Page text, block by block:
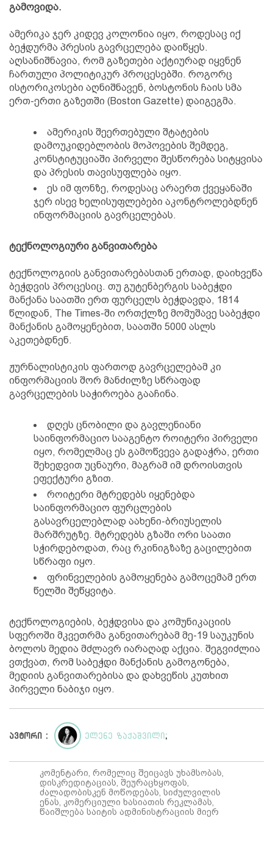
გამოვიდა.
ამერიკა ჯერ კიდევ კოლონია იყო, როდესაც იქ
ბეჭდურმა პრესის გავრცელება დაიწყეს.
აღსანიშნავია, რომ გაზეთები აქტიურად იყვნენ
ჩართული პოლიტიკურ პროცესებში. როგორც
ისტორიკოსები აღნიშნავენ, ბოსტონის ჩაის სმა
ერთ-ერთი გაზეთში (Boston Gazette) დაიგეგმა.
ამერიკის შეერთებული შტატების
დამოუკიდებლობის მოპოვების შემდეგ,
კონსტიტუციაში პირველი შესწორება სიტყვისა
და პრესის თავისუფლება იყო.
ეს იმ ფონზე, როდესაც არაერთ ქვეყანაში
ჯერ ისევ ხელისუფლებები აკონტროლებდნენ
ინფორმაციის გავრცელებას.
ტექნოლოგიური განვითარება
ტექნოლოგიის განვითარებასთან ერთად, დაიხვეწა
ბეჭდვის პროცესიც. თუ გუტენბერგის საბეჭდი
მანქანა საათში ერთ ფურცელს ბეჭდავდა, 1814
წლიდან, The Times-ში ორთქლზე მომუშავე საბეჭდი
მანქანის გამოყენებით, საათში 5000 ასლს
აკეთებდნენ.
ჟურნალისტიკის ფართოდ გავრცელებამ კი
ინფორმაციის შორ მანძილზე სწრაფად
გავრცელების საჭიროება გააჩინა.
დღეს ცნობილი და გავლენიანი
საინფორმაციო სააგენტო როიტერი პირველი
იყო, რომელმაც ეს გამოწვევა გადაჭრა, ერთი
შეხედვით უცნაური, მაგრამ იმ დროისთვის
ეფექტური გზით.
როიტერი მტრედებს იყენებდა
საინფორმაციო ფურცლების
გასავრცელებლად აახენი-ბრიუსელის
მარშრუტზე. მტრედებს გზაში ორი საათი
სჭირდებოდათ, რაც რკინიგზაზე გაცილებით
სწრაფი იყო.
ფრინველების გამოყენება გამოცემამ ერთ
წელში შეწყვიტა.
ტექნოლოგიების, ბეჭდვისა და კომუნიკაციის
სფეროში მკვეთრმა განვითარებამ მე-19 საუკუნის
ბოლოს მედია მძლავრ იარაღად აქცია. შეგვიძლია
ვთქვათ, რომ საბეჭდი მანქანის გამოგონება,
მედიის განვითარებისა და დახვეწის კუთხით
პირველი ნაბიჯი იყო.
ავტორი : ელენე ზაქაშვილი ;
კომენტარი, რომელიც შეიცავს უხამსობას,
დისკრედიტაციას, შეურაცხყოფას,
ძალადობისკენ მოწოდებას, სიძულვილის
ენას, კომერციული ხასიათის რეკლამას,
წაიშლება საიტის ადმინისტრაციის მიერ